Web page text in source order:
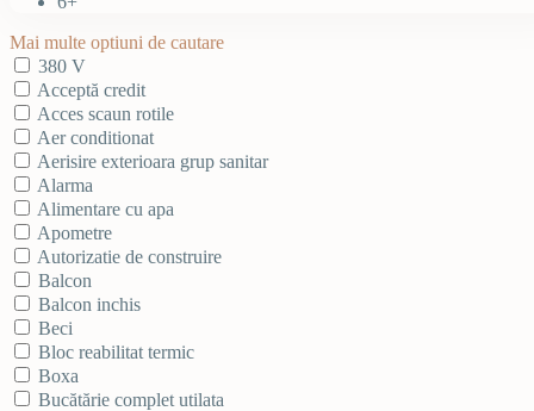
Mai multe optiuni de cautare
380 V
Acceptă credit
Acces scaun rotile
Aer conditionat
Aerisire exterioara grup sanitar
Alarma
Alimentare cu apa
Apometre
Autorizatie de construire
Balcon
Balcon inchis
Beci
Bloc reabilitat termic
Boxa
Bucătărie complet utilata